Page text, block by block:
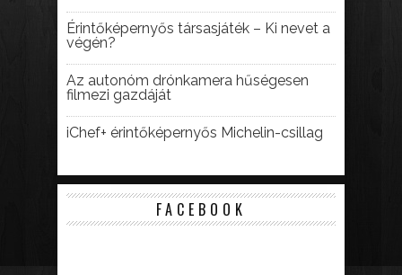
Érintőképernyős társasjáték – Ki nevet a
végén?
Az autonóm drónkamera hűségesen
filmezi gazdáját
iChef+ érintőképernyős Michelin-csillag
FACEBOOK